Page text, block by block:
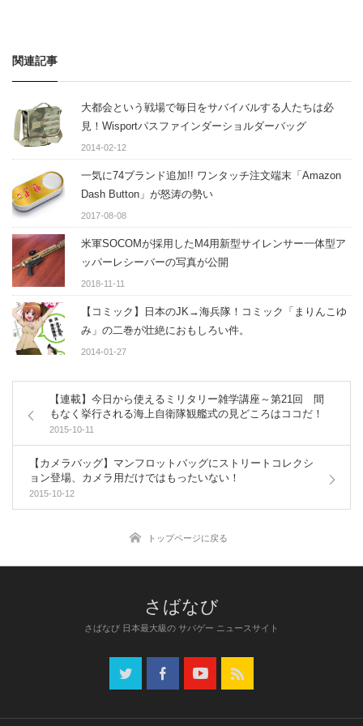
関連記事
大都会という戦場で毎日をサバイバルする人たちは必
見！Wisportパスファインダーショルダーバッグ
2014-02-12
一気に74ブランド追加!! ワンタッチ注文端末「Amazon
Dash Button」が怒涛の勢い
2017-08-08
米軍SOCOMが採用したM4用新型サイレンサー一体型ア
ッパーレシーバーの写真が公開
2018-11-11
【コミック】日本のJK→海兵隊！コミック「まりんこゆ
み」の二巻が壮絶におもしろい件。
2014-01-27
【連載】今日から使えるミリタリー雑学講座～第21回 間
もなく挙行される海上自衛隊観艦式の見どころはココだ！
2015-10-11
【カメラバッグ】マンフロットバッグにストリートコレクシ
ョン登場、カメラ用だけではもったいない！
2015-10-12
トップページに戻る
さばなび 日本最大級の サバゲー ニュースサイト